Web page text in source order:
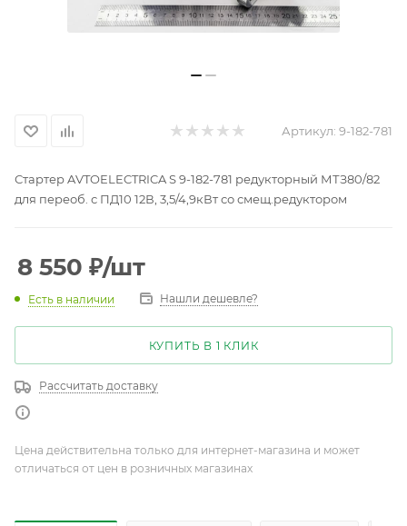
Артикул: 9-182-781
Стартер AVTOELECTRICA S 9-182-781 редукторный МТЗ80/82
для переоб. с ПД10 12В, 3,5/4,9кВт со смещ.редуктором
8 550 ₽/шт
Есть в наличии Нашли дешевле?
КУПИТЬ В 1 КЛИК
Рассчитать доставку
Цена действительна только для интернет-магазина и может
отличаться от цен в розничных магазинах